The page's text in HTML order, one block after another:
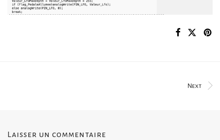
Next
Laisser un commentaire